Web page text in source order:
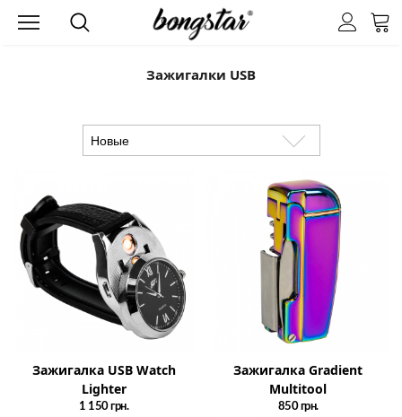
Зажигалки USB
Зажигалка USB Watch
Lighter
1 150грн.
Зажигалка Gradient
Multitool
850грн.